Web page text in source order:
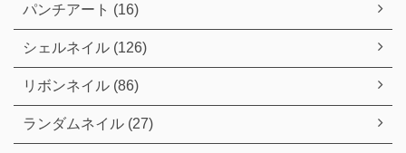
パンチアート (16)
シェルネイル (126)
リボンネイル (86)
ランダムネイル (27)